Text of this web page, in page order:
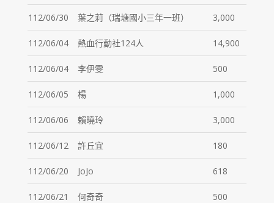
112/06/30 葉之莉（瑞塘國小三年一班） 3,000
112/06/04 熱血行動社124人 14,900
112/06/04 李伊雯 500
112/06/05 楊 1,000
112/06/06 賴曉玲 3,000
112/06/12 許丘宜 180
112/06/20 JoJo 618
112/06/21 何奇奇 500